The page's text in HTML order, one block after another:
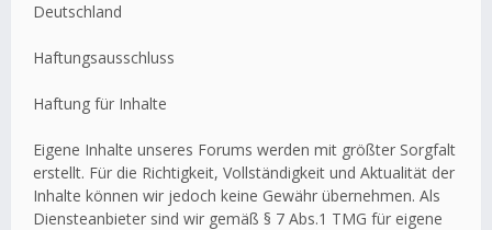
Deutschland
Haftungsausschluss
Haftung für Inhalte
Eigene Inhalte unseres Forums werden mit größter Sorgfalt
erstellt. Für die Richtigkeit, Vollständigkeit und Aktualität der
Inhalte können wir jedoch keine Gewähr übernehmen. Als
Diensteanbieter sind wir gemäß § 7 Abs.1 TMG für eigene